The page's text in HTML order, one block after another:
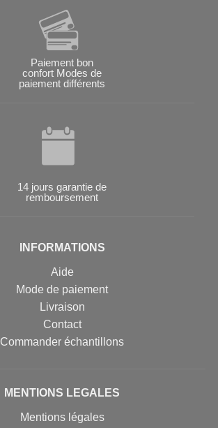
Paiement bon
confort Modes de
paiement différents
14 jours garantie de
remboursement
INFORMATIONS
Aide
Mode de paiement
Livraison
Contact
Commander échantillons
MENTIONS LEGALES
Mentions légales